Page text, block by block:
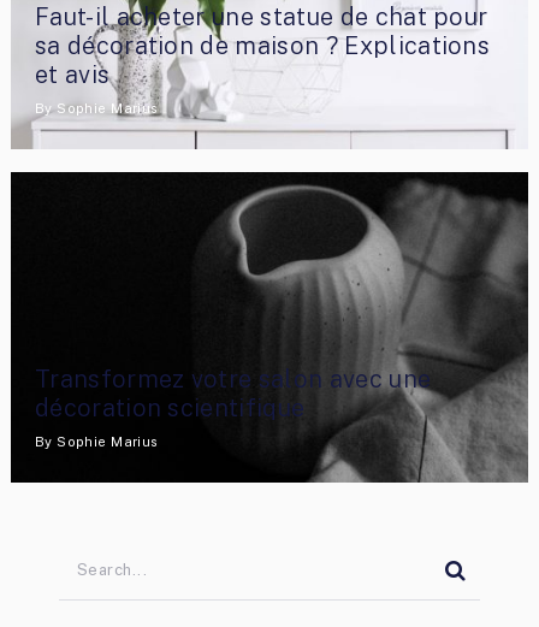
Faut-il acheter une statue de chat pour
sa décoration de maison ? Explications
et avis
By Sophie Marius
Transformez votre salon avec une
décoration scientifique
By Sophie Marius